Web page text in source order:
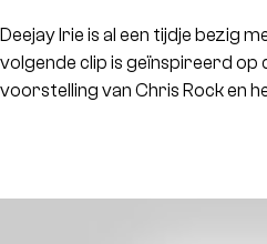
Deejay Irie is al een tijdje bezig
volgende clip is geïnspireerd op
voorstelling van Chris Rock en